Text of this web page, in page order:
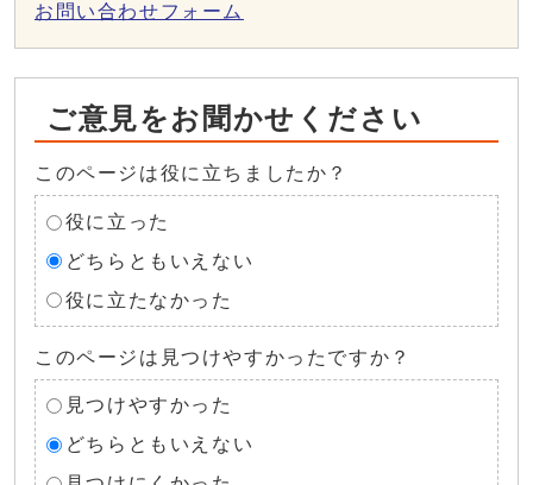
お問い合わせフォーム
ご意見をお聞かせください
このページは役に立ちましたか？
役に立った
どちらともいえない
役に立たなかった
このページは見つけやすかったですか？
見つけやすかった
どちらともいえない